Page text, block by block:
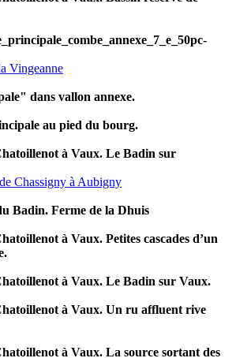
Vingeanne
dans vallon annexe.
au pied du bourg.
à Vaux. Le Badin sur
Chassigny à Aubigny
Badin. Ferme de la Dhuis
à Vaux. Petites cascades d’un
à Vaux. Le Badin sur Vaux.
à Vaux. Un ru affluent rive
à Vaux. La source sortant des